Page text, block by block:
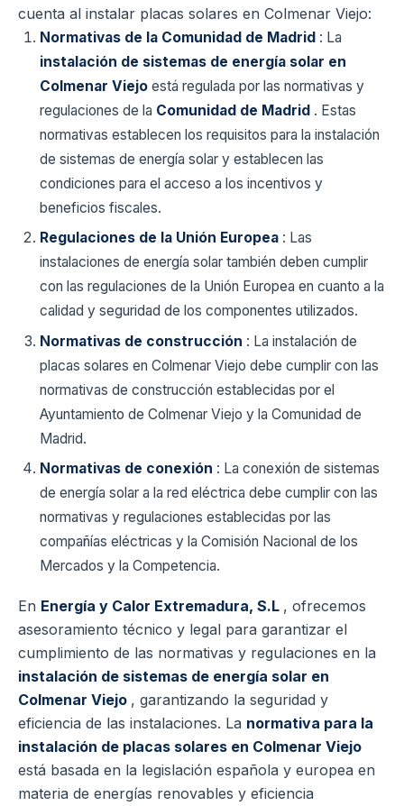
cuenta al instalar placas solares en Colmenar Viejo:
Normativas de la Comunidad de Madrid : La
instalación de sistemas de energía solar en
Colmenar Viejo está regulada por las normativas y
regulaciones de la Comunidad de Madrid . Estas
normativas establecen los requisitos para la instalación
de sistemas de energía solar y establecen las
condiciones para el acceso a los incentivos y
beneficios fiscales.
Regulaciones de la Unión Europea : Las
instalaciones de energía solar también deben cumplir
con las regulaciones de la Unión Europea en cuanto a la
calidad y seguridad de los componentes utilizados.
Normativas de construcción : La instalación de
placas solares en Colmenar Viejo debe cumplir con las
normativas de construcción establecidas por el
Ayuntamiento de Colmenar Viejo y la Comunidad de
Madrid.
Normativas de conexión : La conexión de sistemas
de energía solar a la red eléctrica debe cumplir con las
normativas y regulaciones establecidas por las
compañías eléctricas y la Comisión Nacional de los
Mercados y la Competencia.
En Energía y Calor Extremadura, S.L , ofrecemos
asesoramiento técnico y legal para garantizar el
cumplimiento de las normativas y regulaciones en la
instalación de sistemas de energía solar en
Colmenar Viejo , garantizando la seguridad y
eficiencia de las instalaciones. La normativa para la
instalación de placas solares en Colmenar Viejo
está basada en la legislación española y europea en
materia de energías renovables y eficiencia